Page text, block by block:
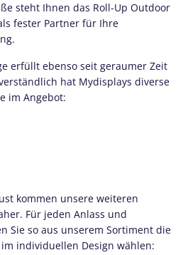
steht Ihnen das Roll-Up Outdoor
fester Partner für Ihre
erfüllt ebenso seit geraumer Zeit
hat Mydisplays diverse
im Angebot:
kommen unsere weiteren
Für jeden Anlass und
Sie so aus unserem Sortiment die
individuellen Design wählen: